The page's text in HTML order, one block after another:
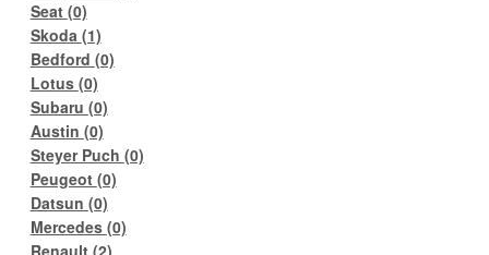
Seat (0)
Skoda (1)
Bedford (0)
Lotus (0)
Subaru (0)
Austin (0)
Steyer Puch (0)
Peugeot (0)
Datsun (0)
Mercedes (0)